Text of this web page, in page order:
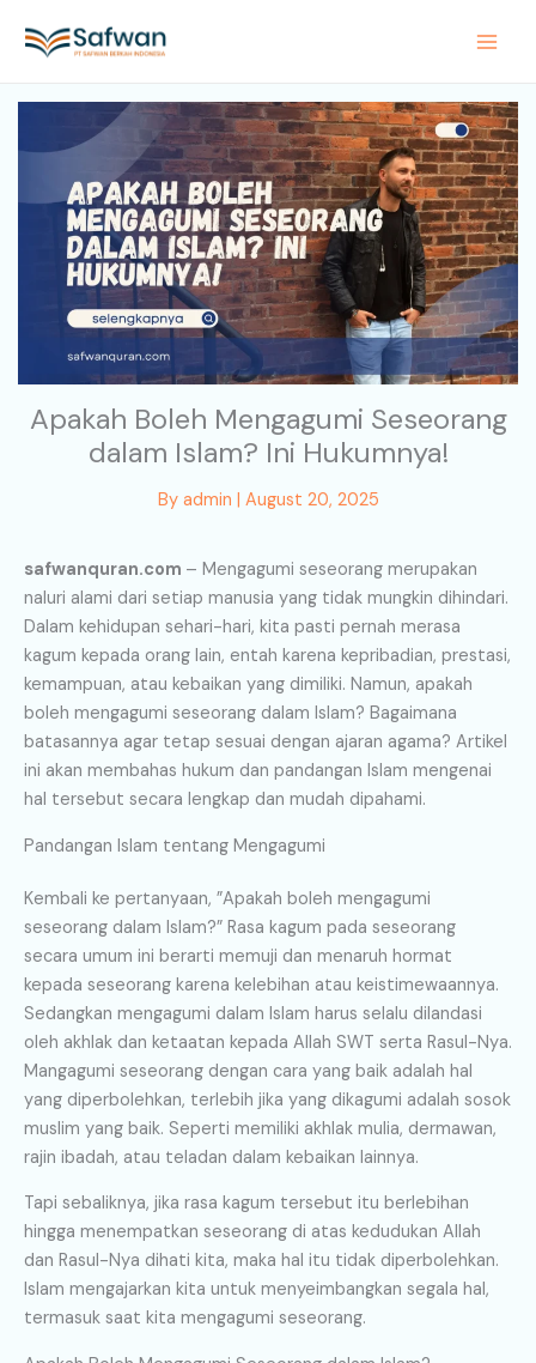
Apakah Boleh Mengagumi Seseorang
dalam Islam? Ini Hukumnya!
By admin | August 20, 2025
safwanquran.com – Mengagumi seseorang merupakan
naluri alami dari setiap manusia yang tidak mungkin dihindari.
Dalam kehidupan sehari-hari, kita pasti pernah merasa
kagum kepada orang lain, entah karena kepribadian, prestasi,
kemampuan, atau kebaikan yang dimiliki. Namun, apakah
boleh mengagumi seseorang dalam Islam? Bagaimana
batasannya agar tetap sesuai dengan ajaran agama? Artikel
ini akan membahas hukum dan pandangan Islam mengenai
hal tersebut secara lengkap dan mudah dipahami.
Pandangan Islam tentang Mengagumi
Kembali ke pertanyaan, ”Apakah boleh mengagumi
seseorang dalam Islam?” Rasa kagum pada seseorang
secara umum ini berarti memuji dan menaruh hormat
kepada seseorang karena kelebihan atau keistimewaannya.
Sedangkan mengagumi dalam Islam harus selalu dilandasi
oleh akhlak dan ketaatan kepada Allah SWT serta Rasul-Nya.
Mangagumi seseorang dengan cara yang baik adalah hal
yang diperbolehkan, terlebih jika yang dikagumi adalah sosok
muslim yang baik. Seperti memiliki akhlak mulia, dermawan,
rajin ibadah, atau teladan dalam kebaikan lainnya.
Tapi sebaliknya, jika rasa kagum tersebut itu berlebihan
hingga menempatkan seseorang di atas kedudukan Allah
dan Rasul-Nya dihati kita, maka hal itu tidak diperbolehkan.
Islam mengajarkan kita untuk menyeimbangkan segala hal,
termasuk saat kita mengagumi seseorang.